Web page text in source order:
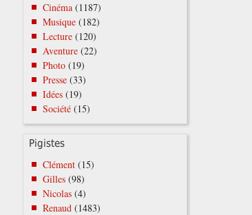
Cinéma (1187)
Musique (182)
Lecture (120)
Aventure (22)
Photo (19)
Presse (33)
Idées (19)
Société (15)
Pigistes
Clément (15)
Gilles (98)
Nicolas (4)
Renaud (1483)